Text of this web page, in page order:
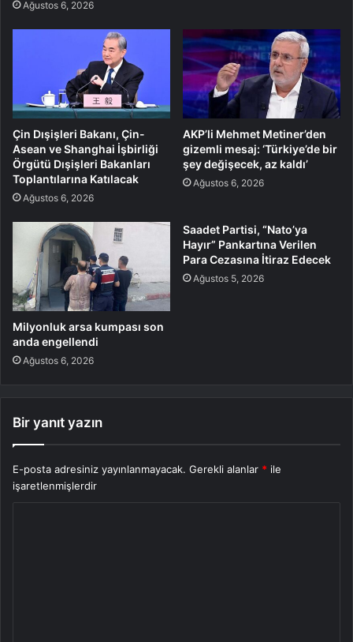
Ağustos 6, 2026
Çin Dışişleri Bakanı, Çin-
Asean ve Shanghai İşbirliği
Örgütü Dışişleri Bakanları
Toplantılarına Katılacak
Ağustos 6, 2026
AKP’li Mehmet Metiner’den
gizemli mesaj: ‘Türkiye’de bir
şey değişecek, az kaldı’
Ağustos 6, 2026
Milyonluk arsa kumpası son
anda engellendi
Ağustos 6, 2026
Saadet Partisi, “Nato’ya
Hayır” Pankartına Verilen
Para Cezasına İtiraz Edecek
Ağustos 5, 2026
Bir yanıt yazın
E-posta adresiniz yayınlanmayacak. Gerekli alanlar * ile
işaretlenmişlerdir